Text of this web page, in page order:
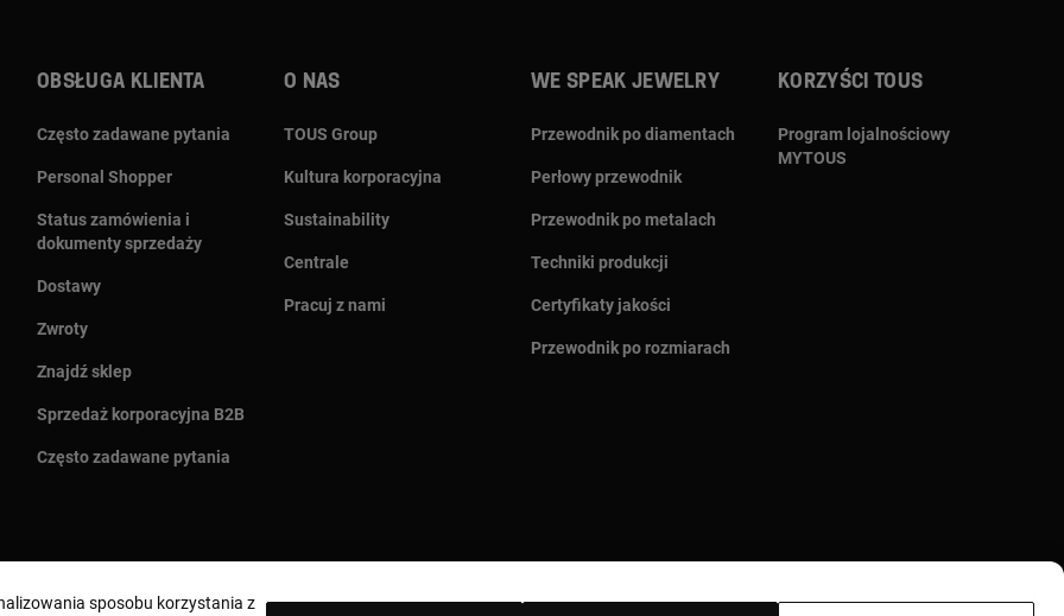
Obsługa klienta
Często zadawane pytania
Personal Shopper
Status zamówienia i
dokumenty sprzedaży
Dostawy
Zwroty
Znajdź sklep
Sprzedaż korporacyjna B2B
Często zadawane pytania
O nas
TOUS Group
Kultura korporacyjna
Sustainability
Centrale
Pracuj z nami
We speak jewelry
Przewodnik po diamentach
Perłowy przewodnik
Przewodnik po metalach
Techniki produkcji
Certyfikaty jakości
Przewodnik po rozmiarach
Korzyści TOUS
Program lojalnościowy
MYTOUS
Wybierz kraj i walutę:Polska / Euro
sposobu korzystania z